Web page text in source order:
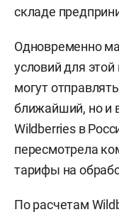
складе
Одновременно
условий для
могут
ближайший, но и
Wildberries в
пересмотрела
тарифы на
По расчетам